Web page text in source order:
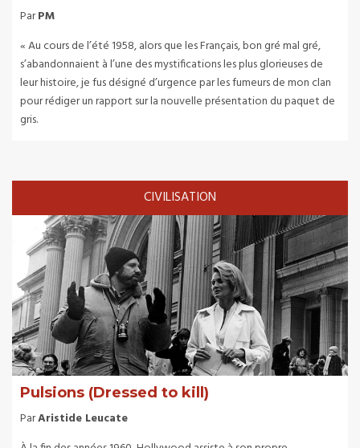
ParPM
« Au cours de l’été 1958, alors que les Français, bon gré mal gré,
s’abandonnaient à l’une des mystifications les plus glorieuses de
leur histoire, je fus désigné d’urgence par les fumeurs de mon clan
pour rédiger un rapport sur la nouvelle présentation du paquet de
gris.
CIVILISATION
Pulsions (Dressed to kill)
ParAristide Leucate